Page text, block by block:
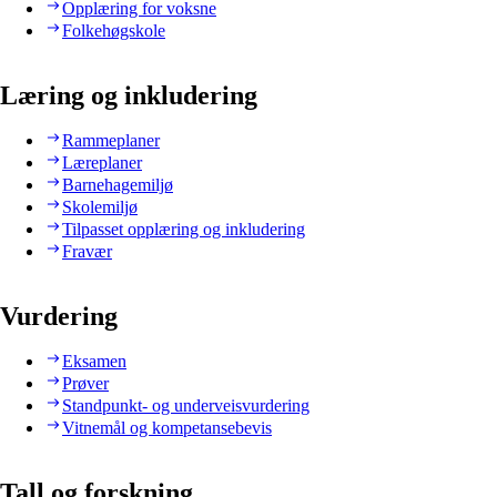
Opplæring for voksne
Folkehøgskole
Læring og inkludering
Rammeplaner
Læreplaner
Barnehagemiljø
Skolemiljø
Tilpasset opplæring og inkludering
Fravær
Vurdering
Eksamen
Prøver
Standpunkt- og underveisvurdering
Vitnemål og kompetansebevis